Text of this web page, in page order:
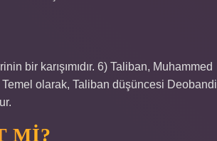
bir karışımıdır. 6) Taliban, Muhammed
olarak, Taliban düşüncesi Deobandi
MI?